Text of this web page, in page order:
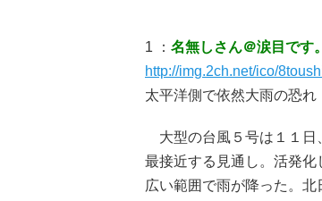
1 ： 名無しさん＠涙目です。
http://img.2ch.net/ico/
太平洋側で依然大雨の恐
大型の台風５号は１１日
最接近する見通し。活発
広い範囲で雨が降った。